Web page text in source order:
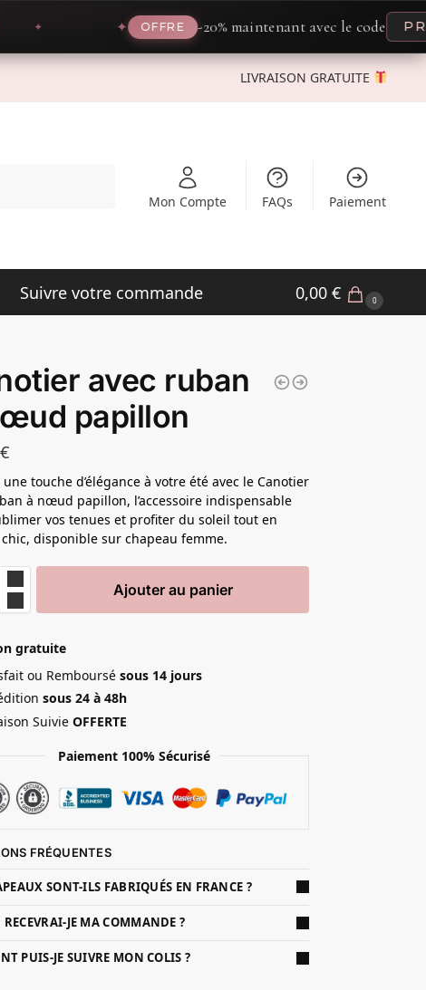
OFFRE -20% maintenant avec le code
LIVRAISON GRATUITE
Mon Compte FAQs Paiement
Suivre votre commande 0,00€ 0
avec ruban
papillon
€
touche d’élégance à votre été avec le Canotier
à nœud papillon, l’accessoire indispensable
vos tenues et profiter du soleil tout en
disponible sur chapeau femme.
Ajouter au panier
gratuite
ou Remboursésous 14 jours
sous 24 à 48h
SuivieOFFERTE
Paiement 100% Sécurisé
FRÉQUENTES
SONT-ILS FABRIQUÉS EN FRANCE ?
JE MA COMMANDE ?
PUIS-JE SUIVRE MON COLIS ?